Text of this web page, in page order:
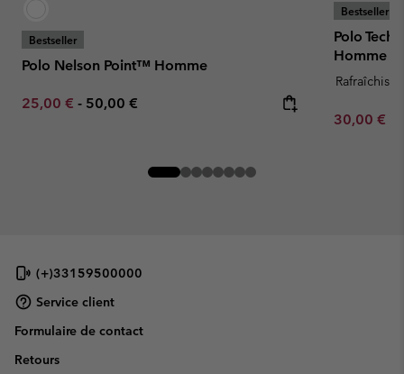
Bestseller
Polo Nelson Point™ Homme
Minimum sale price:
25,00 € - Maximum price:
50,00 €
Bestseller
Polo
Homme
Minimum
30,00 €
(+)33159500000
Service client
Formulaire de contact
Retours